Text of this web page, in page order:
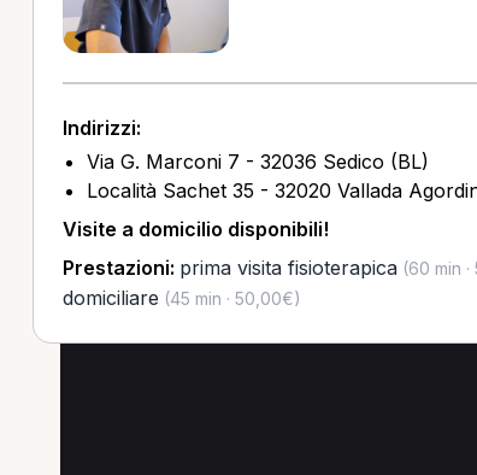
Indirizzi:
Via G. Marconi 7 - 32036 Sedico (BL)
Località Sachet 35 - 32020 Vallada
Visite a domicilio disponibili!
Prestazioni: prima visita fisioterapica(60 min ·
domiciliare (45 min · 50,00€)